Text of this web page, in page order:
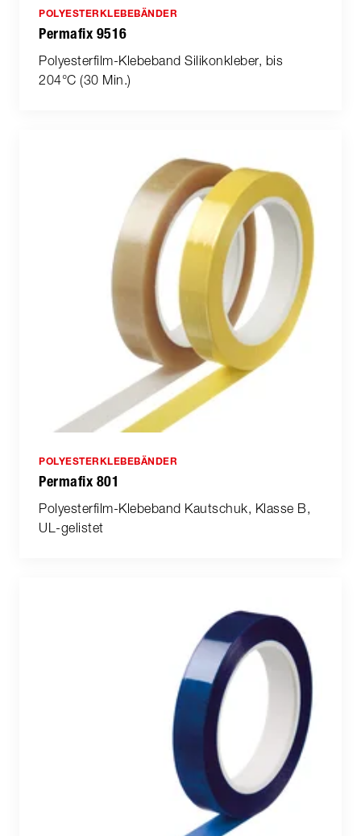
POLYESTERKLEBEBÄNDER
Permafix 9516
Polyesterfilm-Klebeband Silikonkleber, bis
204°C (30 Min.)
POLYESTERKLEBEBÄNDER
Permafix 801
Polyesterfilm-Klebeband Kautschuk, Klasse B,
UL-gelistet